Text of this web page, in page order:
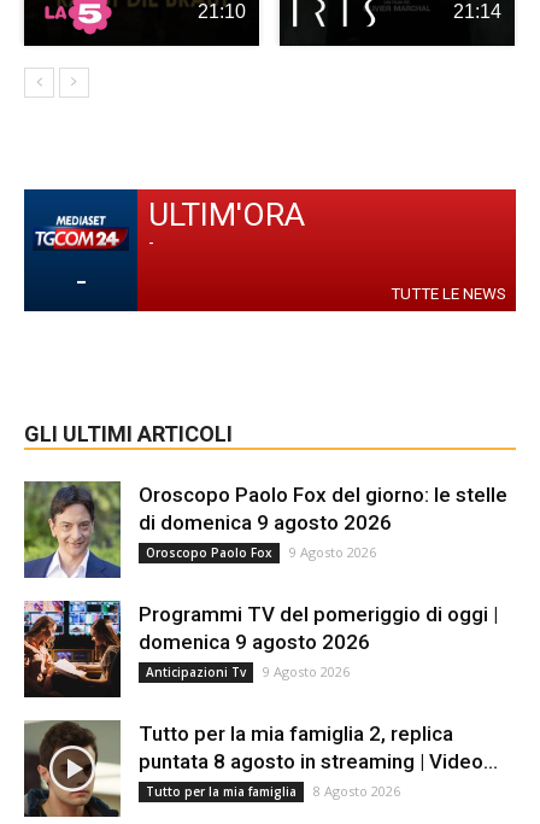
21:10 21:14
-
ULTIM'ORA
-
TUTTE LE NEWS
GLI ULTIMI ARTICOLI
Oroscopo Paolo Fox del giorno: le stelle
di domenica 9 agosto 2026
Oroscopo Paolo Fox 9 Agosto 2026
Programmi TV del pomeriggio di oggi |
domenica 9 agosto 2026
Anticipazioni Tv 9 Agosto 2026
Tutto per la mia famiglia 2, replica
puntata 8 agosto in streaming | Video...
Tutto per la mia famiglia 8 Agosto 2026